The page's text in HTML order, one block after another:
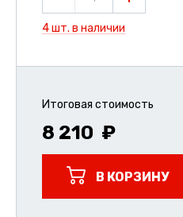
4 шт. в наличии
Итоговая стоимость
8 210
В КОРЗИНУ